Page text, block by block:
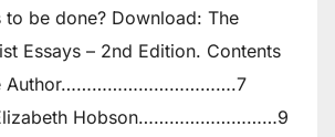
to be done? Download: The
Essays – 2nd Edition. Contents
Author…………………………….7
Hobson………………………9